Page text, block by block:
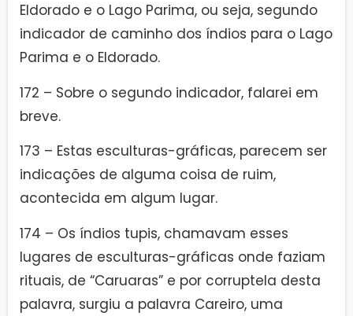
Eldorado e o Lago Parima, ou seja, segundo
indicador de caminho dos índios para o Lago
Parima e o Eldorado.
172 – Sobre o segundo indicador, falarei em
breve.
173 – Estas esculturas-gráficas, parecem ser
indicações de alguma coisa de ruim,
acontecida em algum lugar.
174 – Os índios tupis, chamavam esses
lugares de esculturas-gráficas onde faziam
rituais, de “Caruaras” e por corruptela desta
palavra, surgiu a palavra Careiro, uma